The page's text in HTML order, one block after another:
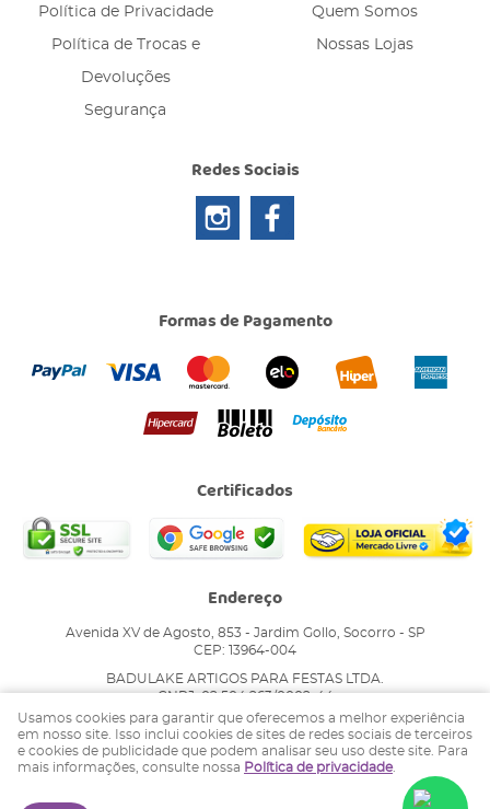
Política de Privacidade
Política de Trocas e
Devoluções
Segurança
Quem Somos
Nossas Lojas
Redes Sociais
Formas de Pagamento
Certificados
Endereço
Avenida XV de Agosto, 853- Jardim Gollo, Socorro - SP
CEP: 13964-004
BADULAKE ARTIGOS PARA FESTAS LTDA.
CNPJ: 02.504.263/0002-44
LOJA VIRTUAL CRIADA POR
Usamos cookies para garantir que oferecemos a melhor experiência
em nosso site. Isso inclui cookies de sites de redes sociais de terceiros
e cookies de publicidade que podem analisar seu uso deste site. Para
mais informações, consulte nossa Política de privacidade.